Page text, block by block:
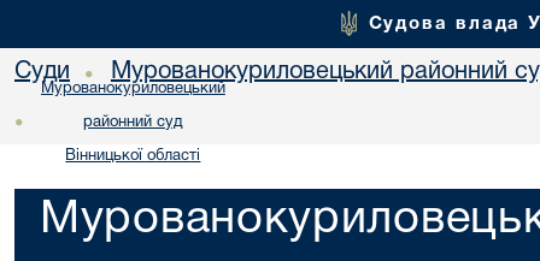
Судова влада
Суди • Мурованокуриловецький районний
•
Мурованокуриловецький
районний суд
Вінницької області